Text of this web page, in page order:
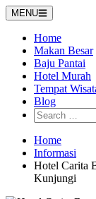
Skip
to
content
MENU
Home
Makan Besar
Baju Pantai
Hotel Murah
Tempat
Blog
Search
for:
Home
Informasi
Hotel Carita
Kunjungi